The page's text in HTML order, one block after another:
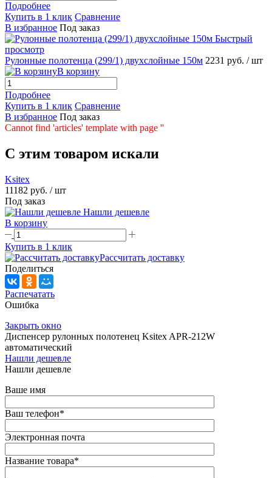
Подробнее
Купить в 1 клик Сравнение
В избранное Под заказ
Быстрый
просмотр
Рулонные полотенца (299/1) двухслойные 150м 2231 руб. / шт
В корзину
Подробнее
Купить в 1 клик Сравнение
В избранное Под заказ
Cannot find 'articles' template with page ''
C этим товаром искали
Ksitex
11182 руб. / шт
Под заказ
Нашли дешевле
В корзину
Купить в 1 клик
Рассчитать доставку
Поделиться
Распечатать
Ошибка
Закрыть окно
Диспенсер рулонных полотенец Ksitex APR-212W
автоматический
Нашли дешевле
Нашли дешевле
Ваше имя
Ваш телефон*
Электронная почта
Название товара*